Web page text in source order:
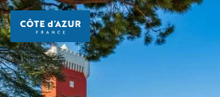
Aller
au
contenu
principal
DÉCOUVRIR